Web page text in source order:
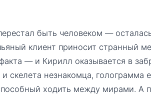
быть человеком —
клиент приносит странный
— и Кирилл оказывается в
скелета незнакомца, голограмма
ходить между мирами. А